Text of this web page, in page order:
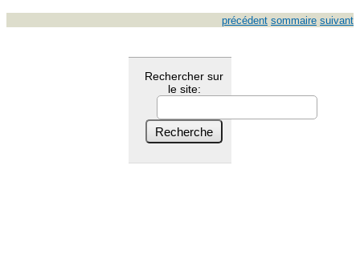
précédent sommaire suivant
Rechercher sur
le site: